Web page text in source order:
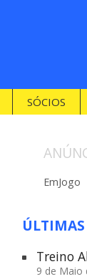
SÓCIOS
EmJogo
Treino
9 de Maio